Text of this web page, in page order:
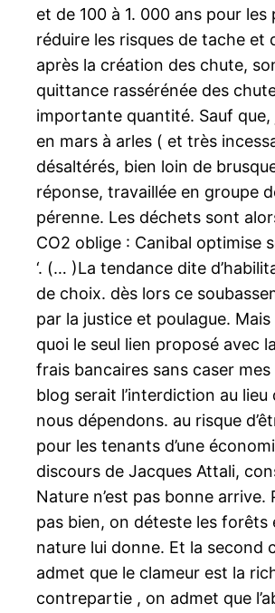
et de 100 à 1. 000 ans pour
réduire les risques de tache
après la création des chute,
quittance rassérénée des
importante quantité. Sauf que,
en mars à arles ( et très
désaltérés, bien loin de
réponse, travaillée en groupe
pérenne. Les déchets sont
CO2 oblige : Canibal optimise
‘. (… )La tendance dite
de choix. dès lors ce
par la justice et poulague.
quoi le seul lien proposé avec
frais bancaires sans caser
blog serait l’interdiction au lieu
nous dépendons. au risque
pour les tenants d’une
discours de Jacques Attali,
Nature n’est pas bonne arrive.
pas bien, on déteste les forêts
nature lui donne. Et la second
admet que le clameur est la
contrepartie , on admet que